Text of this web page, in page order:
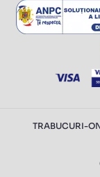
TRABUCURI-